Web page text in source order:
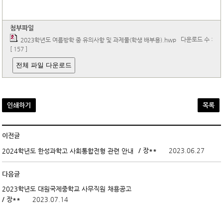
첨부파일
2023학년도 여름방학 중 유의사항 및 과제물(학생 배부용).hwp 다운로드 수 :
[ 157 ]
전체 파일 다운로드
인쇄하기 목록
이전글
2024학년도 한성과학고 사회통합전형 관련 안내 / 장** 2023.06.27
다음글
2023학년도 대원국제중학교 사무직원 채용공고
/ 장**
2023.07.14